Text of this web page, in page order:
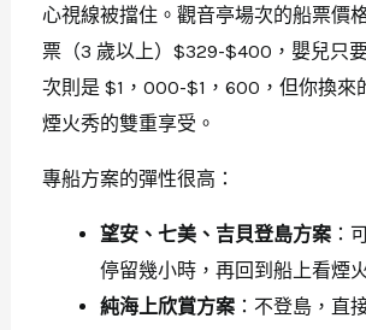
心視線被擋住。觀音亭場次的船票價
票（3 歲以上）$329-$400，嬰兒只
次則是 $1，000-$1，600，但你換來
煙火秀的雙重享受。
專船方案的彈性很高：
望安、七美、吉貝登島方案：
停留幾小時，再回到船上看煙
純海上欣賞方案：不登島，直